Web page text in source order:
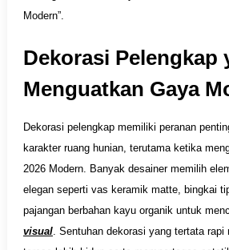
Modern”.
Dekorasi Pelengkap
Menguatkan Gaya
Dekorasi pelengkap memiliki peranan
karakter ruang hunian, terutama ketika
2026 Modern. Banyak desainer memilih
elegan seperti vas keramik matte, bingkai
pajangan berbahan kayu organik untuk
visual. Sentuhan dekorasi yang tertata rapi